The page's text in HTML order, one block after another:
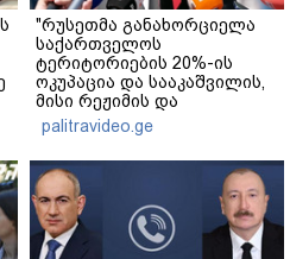
"რუსეთმა განახორციელა
საქართველოს
ტერიტორიების 20%-ის
ოკუპაცია და სააკაშვილის,
მისი რეჟიმის და
"ნაცმოძრაობის" ღალატი
ვერანაირად ვერ
გადაფარავს ამ
დანაშაულს" - ირაკლი
კობახიძე
palitravideo.ge